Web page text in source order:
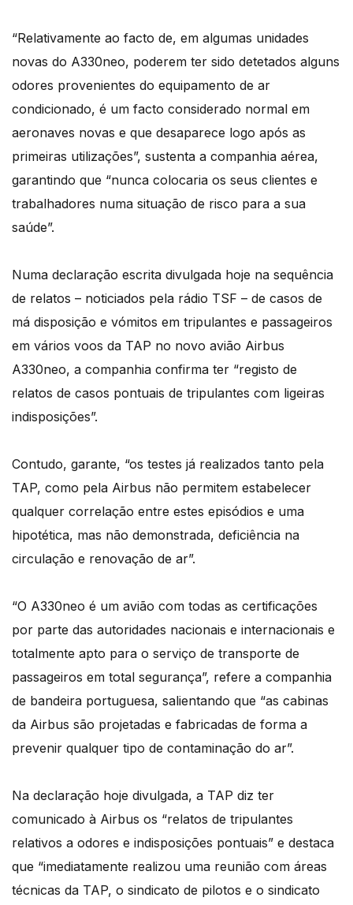
“Relativamente ao facto de, em algumas unidades
novas do A330neo, poderem ter sido detetados alguns
odores provenientes do equipamento de ar
condicionado, é um facto considerado normal em
aeronaves novas e que desaparece logo após as
primeiras utilizações”, sustenta a companhia aérea,
garantindo que “nunca colocaria os seus clientes e
trabalhadores numa situação de risco para a sua
saúde”.
Numa declaração escrita divulgada hoje na sequência
de relatos – noticiados pela rádio TSF – de casos de
má disposição e vómitos em tripulantes e passageiros
em vários voos da TAP no novo avião Airbus
A330neo, a companhia confirma ter “registo de
relatos de casos pontuais de tripulantes com ligeiras
indisposições”.
Contudo, garante, “os testes já realizados tanto pela
TAP, como pela Airbus não permitem estabelecer
qualquer correlação entre estes episódios e uma
hipotética, mas não demonstrada, deficiência na
circulação e renovação de ar”.
“O A330neo é um avião com todas as certificações
por parte das autoridades nacionais e internacionais e
totalmente apto para o serviço de transporte de
passageiros em total segurança”, refere a companhia
de bandeira portuguesa, salientando que “as cabinas
da Airbus são projetadas e fabricadas de forma a
prevenir qualquer tipo de contaminação do ar”.
Na declaração hoje divulgada, a TAP diz ter
comunicado à Airbus os “relatos de tripulantes
relativos a odores e indisposições pontuais” e destaca
que “imediatamente realizou uma reunião com áreas
técnicas da TAP, o sindicato de pilotos e o sindicato